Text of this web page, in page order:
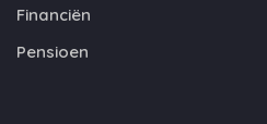
Financiën
Pensioen